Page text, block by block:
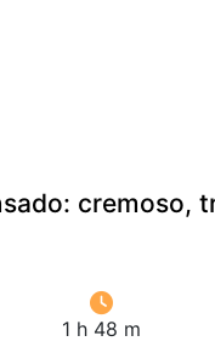
cremoso,
1 h 48 m